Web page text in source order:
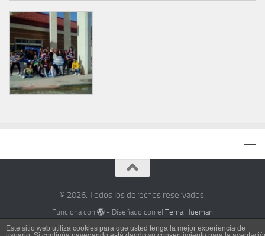
© 2026. Todos los derechos reservados.
Funciona con - Diseñado con elTema Hueman
Este sitio web utiliza cookies para que usted tenga la mejor experiencia de